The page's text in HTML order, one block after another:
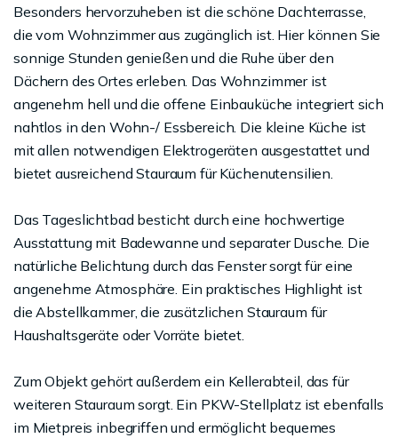
Besonders hervorzuheben ist die schöne Dachterrasse,
die vom Wohnzimmer aus zugänglich ist. Hier können Sie
sonnige Stunden genießen und die Ruhe über den
Dächern des Ortes erleben. Das Wohnzimmer ist
angenehm hell und die offene Einbauküche integriert sich
nahtlos in den Wohn-/ Essbereich. Die kleine Küche ist
mit allen notwendigen Elektrogeräten ausgestattet und
bietet ausreichend Stauraum für Küchenutensilien.
Das Tageslichtbad besticht durch eine hochwertige
Ausstattung mit Badewanne und separater Dusche. Die
natürliche Belichtung durch das Fenster sorgt für eine
angenehme Atmosphäre. Ein praktisches Highlight ist
die Abstellkammer, die zusätzlichen Stauraum für
Haushaltsgeräte oder Vorräte bietet.
Zum Objekt gehört außerdem ein Kellerabteil, das für
weiteren Stauraum sorgt. Ein PKW-Stellplatz ist ebenfalls
im Mietpreis inbegriffen und ermöglicht bequemes